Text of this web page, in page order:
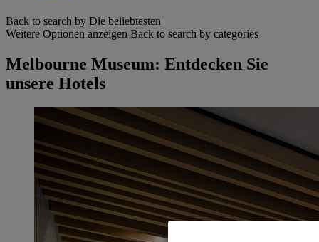
Back to search by Die beliebtesten
Weitere Optionen anzeigen Back to search by categories
Melbourne Museum: Entdecken Sie
unsere Hotels